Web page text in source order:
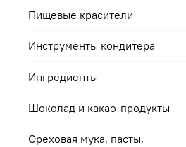
Пищевые красители
Инструменты кондитера
Ингредиенты
Шоколад и какао-продукты
Ореховая мука, пасты,